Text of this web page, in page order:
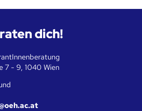
dich!
7 - 9, 1040 Wien